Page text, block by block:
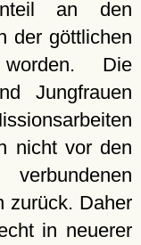
an den
der göttlichen
Die
Jungfrauen
nicht vor den
zurück. Daher
in neuerer